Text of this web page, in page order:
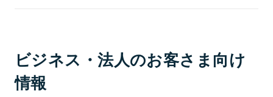
ビジネス・法人のお客さま向け
情報